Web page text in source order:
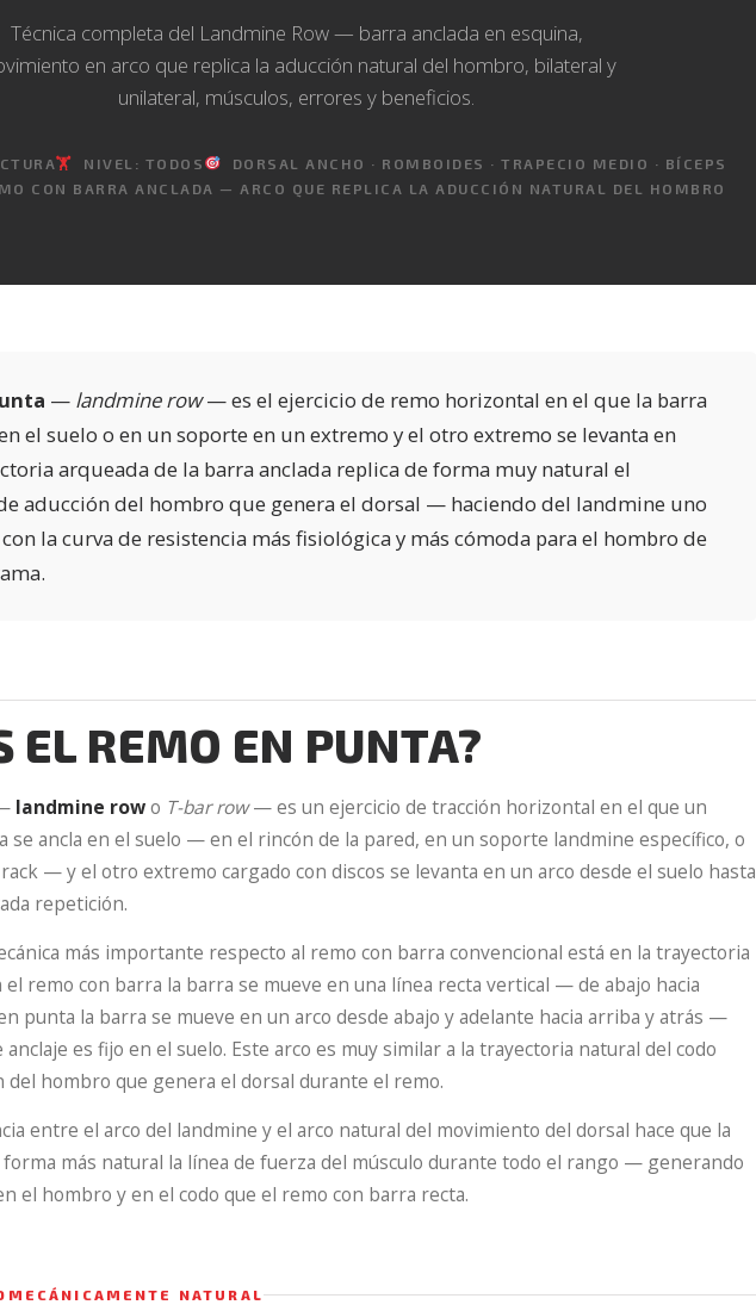
Técnica completa del Landmine Row — barra anclada en esquina,
en arco que replica la aducción natural del hombro, bilateral y
unilateral, músculos, errores y beneficios.
🏋️ NIVEL: TODOS
DORSAL ANCHO · ROMBOIDES · TRAPECIO MEDIO · BÍCEPS
CON BARRA ANCLADA — ARCO QUE REPLICA LA ADUCCIÓN NATURAL DEL HOMBRO
— landmine row— es el ejercicio de remo horizontal en el que la barra
el suelo o en un soporte en un extremo y el otro extremo se levanta en
arqueada de la barra anclada replica de forma muy natural el
aducción del hombro que genera el dorsal — haciendo del landmine uno
la curva de resistencia más fisiológica y más cómoda para el hombro de
EL REMO EN PUNTA?
landmine rowo T-bar row— es un ejercicio de tracción horizontal en el que un
se ancla en el suelo — en el rincón de la pared, en un soporte landmine específico, o
— y el otro extremo cargado con discos se levanta en un arco desde el suelo hasta
repetición.
más importante respecto al remo con barra convencional está en la trayectoria
remo con barra la barra se mueve en una línea recta vertical — de abajo hacia
punta la barra se mueve en un arco desde abajo y adelante hacia arriba y atrás —
es fijo en el suelo. Este arco es muy similar a la trayectoria natural del codo
del hombro que genera el dorsal durante el remo.
entre el arco del landmine y el arco natural del movimiento del dorsal hace que la
más natural la línea de fuerza del músculo durante todo el rango — generando
el hombro y en el codo que el remo con barra recta.
NATURAL